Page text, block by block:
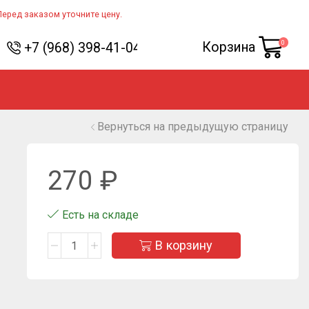
заказом уточните цену.
+7 (968) 398-41-04 Корзина 0
Вернуться на предыдущую страницу
270 ₽
Есть на складе
В корзину